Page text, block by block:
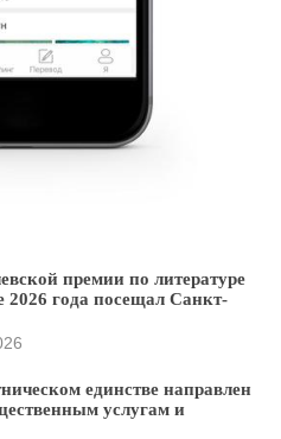
премии по литературе
года посещал Санкт-
единстве направлен
услугам и